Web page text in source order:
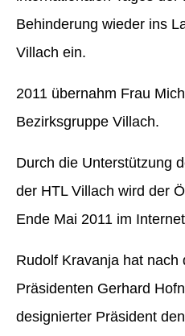
Behinderung wieder ins
Villach ein.
2011 übernahm Frau
Bezirksgruppe Villach.
Durch die Unterstützung
der HTL Villach wird der
Ende Mai 2011 im
Rudolf Kravanja hat nach
Präsidenten Gerhard
designierter Präsident